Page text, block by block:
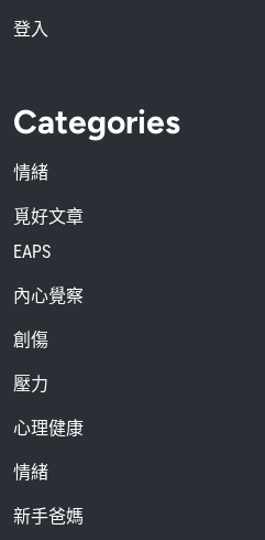
登入
Categories
情緒
覓好文章
EAPS
內心覺察
創傷
壓力
心理健康
情緒
新手爸媽